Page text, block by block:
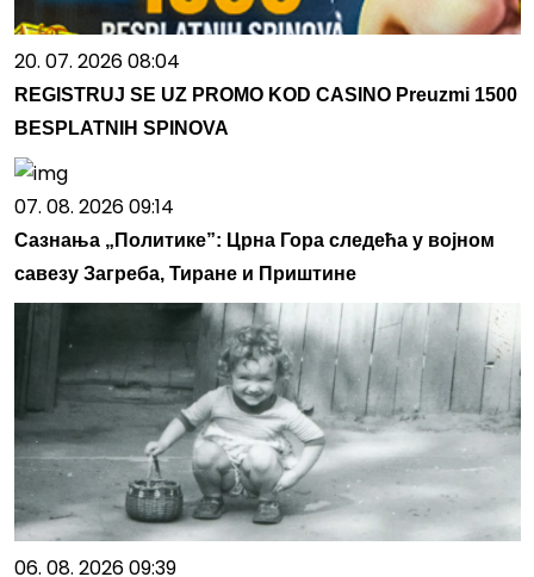
20. 07. 2026 08:04
REGISTRUJ SE UZ PROMO KOD CASINO Preuzmi 1500
BESPLATNIH SPINOVA
07. 08. 2026 09:14
Сазнања „Политике”: Црна Гора следећа у војном
савезу Загреба, Тиране и Приштине
06. 08. 2026 09:39